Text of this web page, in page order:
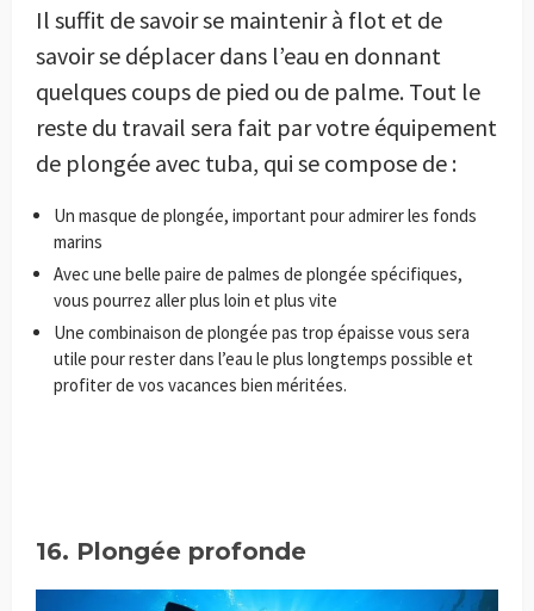
Il suffit de savoir se maintenir à flot et de
savoir se déplacer dans l’eau en donnant
quelques coups de pied ou de palme. Tout le
reste du travail sera fait par votre équipement
de plongée avec tuba, qui se compose de :
Un masque de plongée, important pour admirer les fonds
marins
Avec une belle paire de palmes de plongée spécifiques,
vous pourrez aller plus loin et plus vite
Une combinaison de plongée pas trop épaisse vous sera
utile pour rester dans l’eau le plus longtemps possible et
profiter de vos vacances bien méritées.
16. Plongée profonde